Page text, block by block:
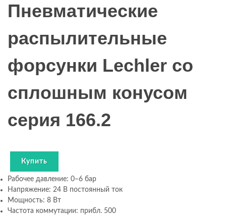
Пневматические
распылительные
форсунки Lechler со
сплошным конусом
серия 166.2
Купить
Рабочее давление: 0–6 бар
Напряжение: 24 В постоянный ток
Мощность: 8 Вт
Частота коммутации: прибл. 500